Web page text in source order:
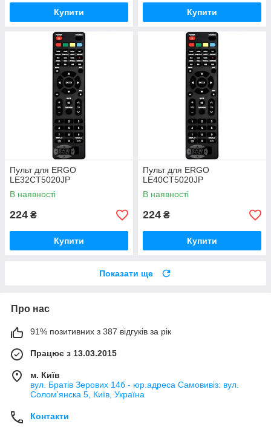
Купити Купити
Пульт для ERGO
LE32CT5020JP
В наявності
224 ₴
Купити
Пульт для ERGO
LE40CT5020JP
В наявності
224 ₴
Купити
Показати ще
Про нас
91% позитивних з 387 відгуків за рік
Працює з 13.03.2015
м. Київ
вул. Братів Зерових 14б - юр.адреса Самовивіз: вул.
Соломʼянска 5, Київ, Україна
Контакти